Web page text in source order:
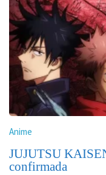
Anime
JUJUTSU
confirmada